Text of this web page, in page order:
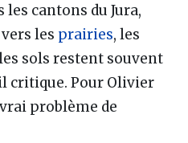
les cantons du Jura,
les prairies, les
sols restent souvent
critique. Pour Olivier
problème de